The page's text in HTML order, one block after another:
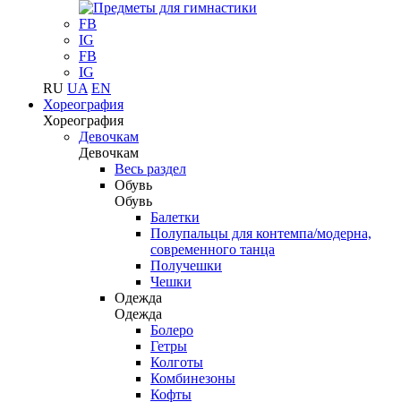
FB
IG
FB
IG
RU UA EN
Хореография
Хореография
Девочкам
Девочкам
Весь раздел
Обувь
Обувь
Балетки
Полупальцы для контемпа/модерна,
современного танца
Получешки
Чешки
Одежда
Одежда
Болеро
Гетры
Колготы
Комбинезоны
Кофты